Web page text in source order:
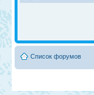
Список форумов